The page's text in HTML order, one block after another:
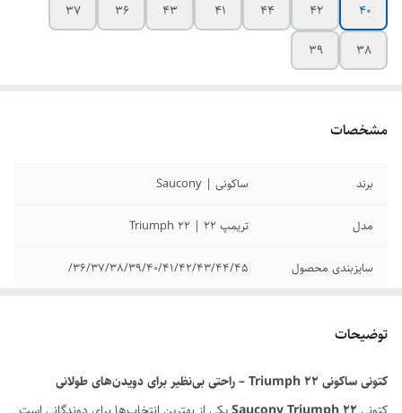
40
42
44
41
43
36
37
38
39
مشخصات
برند ساکونی | Saucony
مدل تریمپ 22 | Triumph 22
سایزبندی محصول 36/37/38/39/40/41/42/43/44/45/
توضیحات
کتونی ساکونی Triumph 22 – راحتی بی‌نظیر برای دویدن‌های طولانی